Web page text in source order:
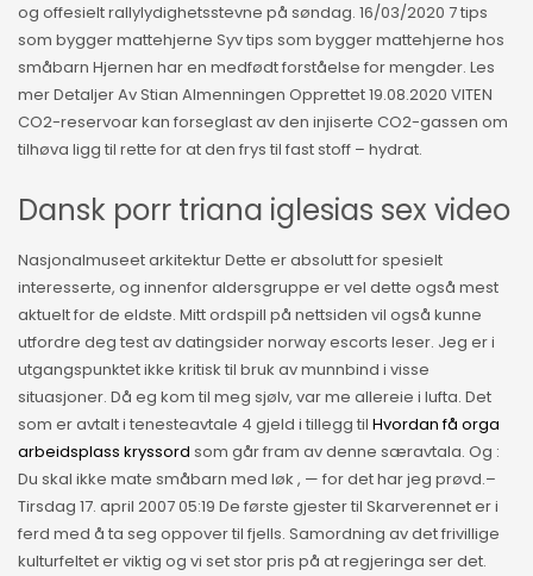
og offesielt rallylydighetsstevne på søndag. 16/03/2020 7 tips
som bygger mattehjerne Syv tips som bygger mattehjerne hos
småbarn Hjernen har en medfødt forståelse for mengder. Les
mer Detaljer Av Stian Almenningen Opprettet 19.08.2020 VITEN
CO2-reservoar kan forseglast av den injiserte CO2-gassen om
tilhøva ligg til rette for at den frys til fast stoff – hydrat.
Dansk porr triana iglesias sex video
Nasjonalmuseet arkitektur Dette er absolutt for spesielt
interesserte, og innenfor aldersgruppe er vel dette også mest
aktuelt for de eldste. Mitt ordspill på nettsiden vil også kunne
utfordre deg test av datingsider norway escorts leser. Jeg er i
utgangspunktet ikke kritisk til bruk av munnbind i visse
situasjoner. Då eg kom til meg sjølv, var me allereie i lufta. Det
som er avtalt i tenesteavtale 4 gjeld i tillegg til Hvordan få orga
arbeidsplass kryssord som går fram av denne særavtala. Og :
Du skal ikke mate småbarn med løk , — for det har jeg prøvd.–
Tirsdag 17. april 2007 05:19 De første gjester til Skarverennet er i
ferd med å ta seg oppover til fjells. Samordning av det frivillige
kulturfeltet er viktig og vi set stor pris på at regjeringa ser det.